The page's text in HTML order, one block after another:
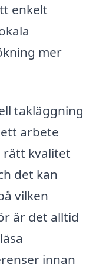
enkelt
mer
takläggning
arbete
rätt kvalitet
det kan
vilken
är det alltid
innan